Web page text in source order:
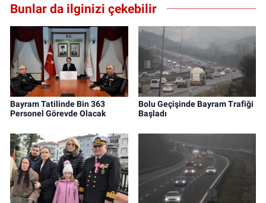
Bunlar da ilginizi çekebilir
Bayram Tatilinde Bin 363
Personel Görevde Olacak
Bolu Geçişinde Bayram Trafiği
Başladı